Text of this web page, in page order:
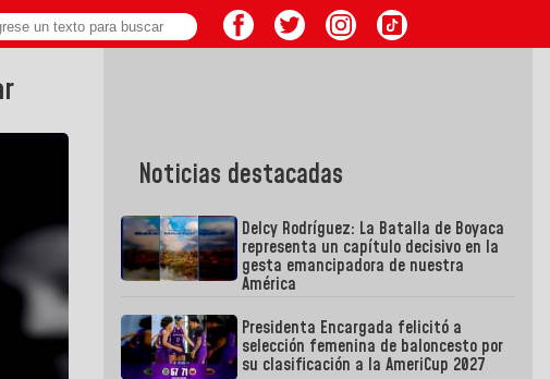
Noticias destacadas
Delcy Rodríguez: La Batalla de Boyaca
representa un capítulo decisivo en la
gesta emancipadora de nuestra
América
Presidenta Encargada felicitó a
selección femenina de baloncesto por
su clasificación a la AmeriCup 2027